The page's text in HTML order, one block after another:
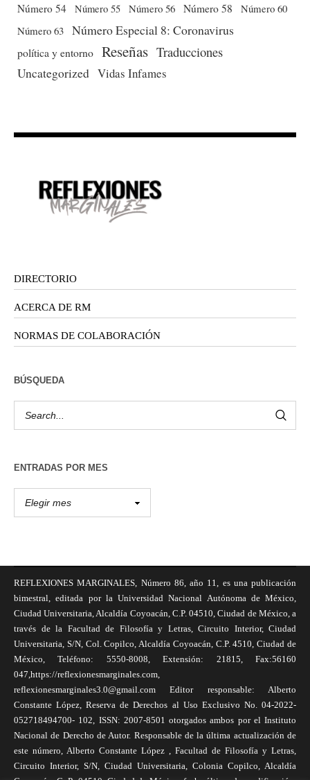
Número 54 Número 55 Número 56 Número 58
Número 60
Número 63 Número Especial 8: Coronavirus
política y entorno Reseñas Traducciones
Uncategorized Vidas Infames
DIRECTORIO
ACERCA DE RM
NORMAS DE COLABORACIÓN
BÚSQUEDA
ENTRADAS POR MES
REFLEXIONES MARGINALES, Número 86, año 11, es una publicación
bimestral, editada por la Universidad Nacional Autónoma de México,
Ciudad Universitaria, Alcaldía Coyoacán, C.P. 04510, Ciudad de México, a
través de la Facultad de Filosofía y Letras, Circuito Interior, Ciudad
Universitaria, S/N, Col. Copilco, Alcaldía Coyoacán, C.P. 4510, Ciudad de
México, Teléfono: 5550-8008, Extensión: 21815, Fax:56160
047,https://reflexionesmarginales.com,
reflexionesmarginales3.0@gmail.com Editor responsable: Alberto
Constante López, Reserva de Derechos al Uso Exclusivo No. 04-2022-
052718494700- 102, ISSN: 2007-8501 otorgados ambos por el Instituto
Nacional de Derecho de Autor. Responsable de la última actualización de
este número, Alberto Constante López , Facultad de Filosofía y Letras,
Circuito Interior, S/N, Ciudad Universitaria, Colonia Copilco, Alcaldía